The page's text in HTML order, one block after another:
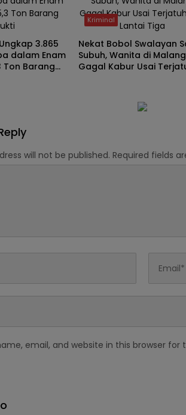
3.865
dalam Enam
Ton Barang
Kriminal
Nekat Bobol Swalayan
Subuh, Wanita di Malang
Gagal Kabur Usai
will not be published. Required fields
email, and website in this browser